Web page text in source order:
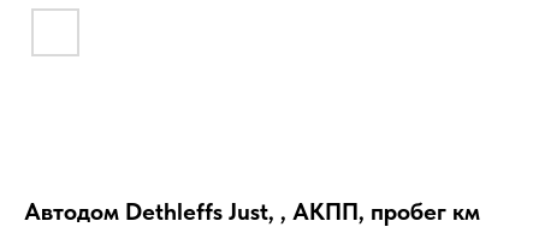
Автодом Dethleffs Just, , АКПП, пробег км